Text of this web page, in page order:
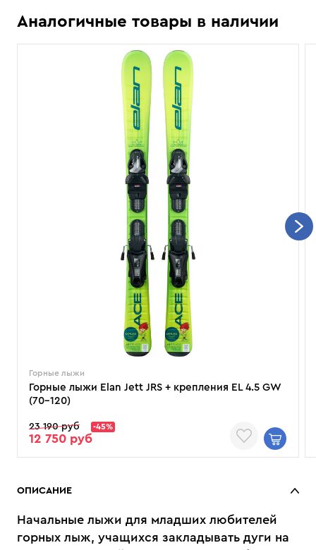
Аналогичные товары в наличии
Горные лыжи
Горные лыжи Elan Jett JRS + крепления EL 4.5 GW
(70–120)
23 190 руб -45%
12 750 руб
ОПИСАНИЕ
Начальные лыжи для младших любителей
горных лыж, учащихся закладывать дуги на